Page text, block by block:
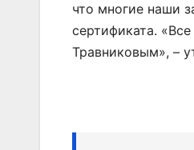
что многие наши
сертификата.
Травниковым», –